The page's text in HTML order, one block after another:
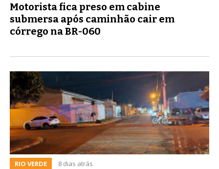
Motorista fica preso em cabine
submersa após caminhão cair em
córrego na BR-060
RIO VERDE 8 dias atrás